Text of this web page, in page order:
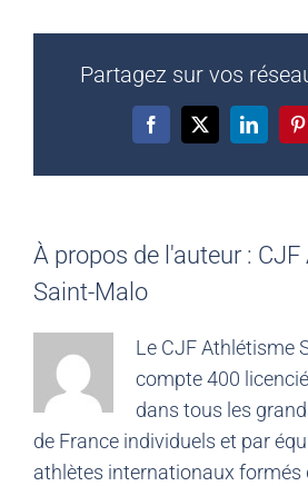
Partagez sur vos
Facebook
X LinkedIn
À propos de l'auteur :
Saint-Malo
Le CJF Athlétisme
compte 400
dans tous les
de France individuels et par
athlètes internationaux formés